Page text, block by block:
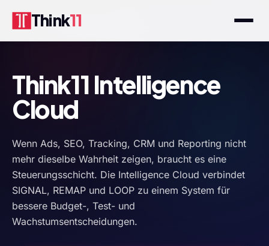
Think11
Think11 Intelligence
Cloud
Wenn Ads, SEO, Tracking, CRM und Reporting nicht
mehr dieselbe Wahrheit zeigen, braucht es eine
Steuerungsschicht. Die Intelligence Cloud verbindet
SIGNAL, REMAP und LOOP zu einem System für
bessere Budget-, Test- und
Wachstumsentscheidungen.